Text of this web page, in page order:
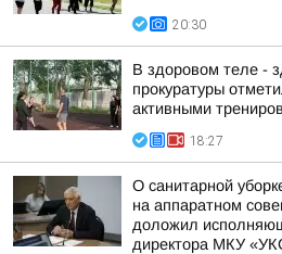
20:30
В здоровом теле -
прокуратуры
активными
18:27
О санитарной
на аппаратном
доложил
директора МКУ